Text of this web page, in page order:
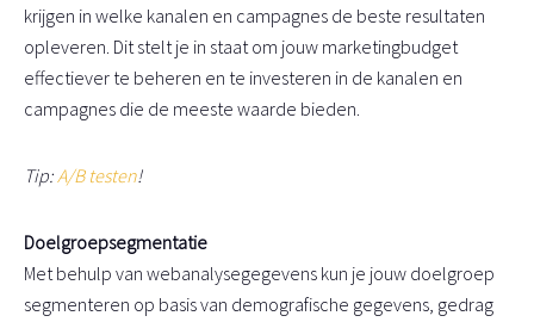
krijgen in welke kanalen en campagnes de beste resultaten
opleveren. Dit stelt je in staat om jouw marketingbudget
effectiever te beheren en te investeren in de kanalen en
campagnes die de meeste waarde bieden.
Tip:A/B testen!
Doelgroepsegmentatie
Met behulp van webanalysegegevens kun je jouw doelgroep
segmenteren op basis van demografische gegevens, gedrag